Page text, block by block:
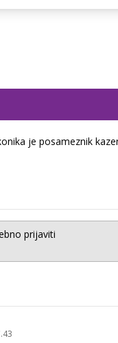
je posameznik